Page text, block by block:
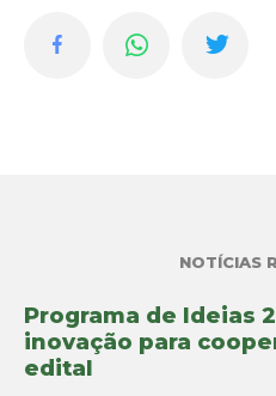
NOTÍCIAS
Programa de Ideias
inovação para
edital